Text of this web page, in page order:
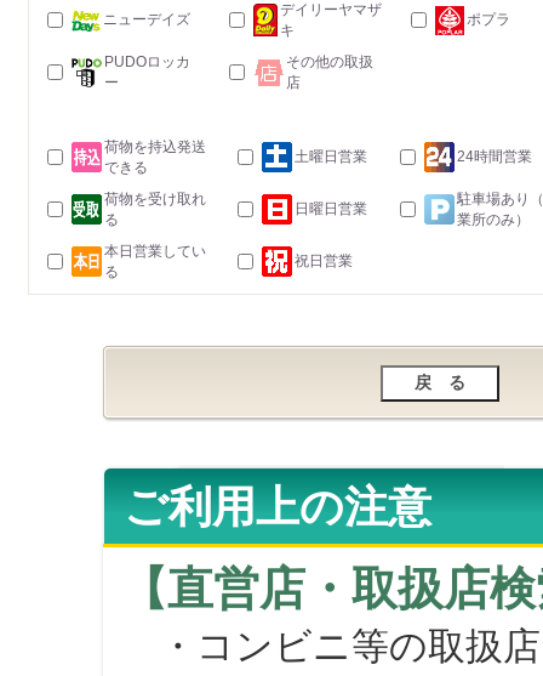
ニューデイズ
デイリーヤマザ
キ
ポプラ
PUDOロッカ
ー
その他の取扱
店
荷物を持込発送
できる
土曜日営業 24時間営業
荷物を受け取れ
る
日曜日営業
駐車場あり
業所のみ）
本日営業してい
る
祝日営業
ご利用上の注意
【直営店・取扱店
・コンビニ等の取扱